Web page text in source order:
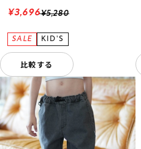
¥5,280
¥3,696
比較する